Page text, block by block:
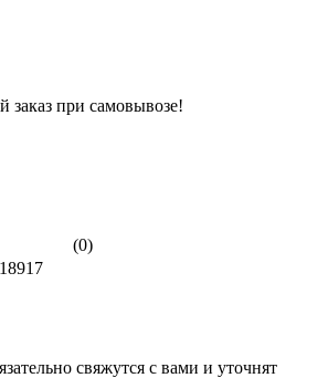
заказ при самовывозе!
(0)
свяжутся с вами и уточнят